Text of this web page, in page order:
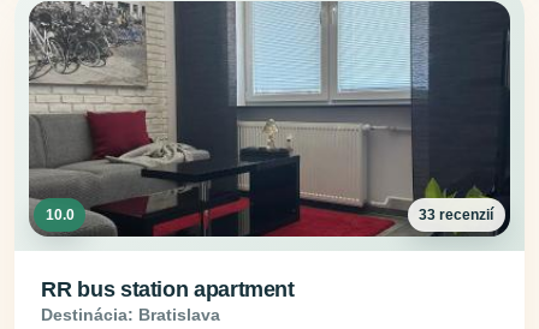
10.0 33 recenzií
RR bus station apartment
Destinácia: Bratislava